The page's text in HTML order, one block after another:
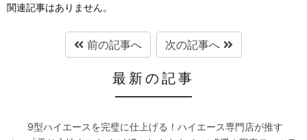
関連記事はありません。
前の記事へ 次の記事へ
最新の記事
9型ハイエースを完璧に仕上げる！ハイエース専門店が推す